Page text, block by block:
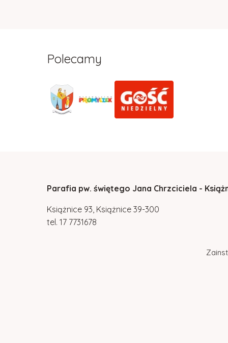
Polecamy
Parafia pw. świętego Jana Chrzciciela -
Książnice 93, Książnice 39-300
tel. 17 7731678